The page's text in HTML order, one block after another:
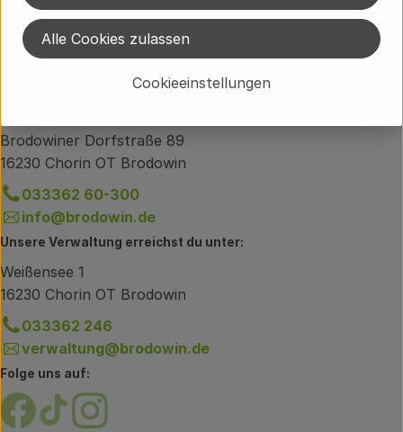
Hersteller: Ökodorf Brodowin
Brodowiner Dorfstraße 89
16230 Chorin OT Brodowin
033362 60-300
info@brodowin.de
Unsere Verwaltung erreichst du unter:
Weißensee 1
16230 Chorin OT Brodowin
033362 246
verwaltung@brodowin.de
Folge uns auf:
Externer Link zu https://www.facebook.com/
Externer Link zu https://www.tiktok.com/
Externer Link zu https://
Cookieeinstellungen
Alle Cookies zulassen